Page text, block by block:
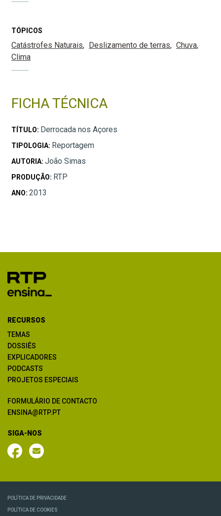
TÓPICOS
Catástrofes Naturais Deslizamento de terras
Chuva
Clima
FICHA TÉCNICA
TÍTULO: Derrocada nos Açores
TIPOLOGIA: Reportagem
AUTORIA: João Simas
PRODUÇÃO: RTP
ANO: 2013
RECURSOS
TEMAS
DOSSIÊS
EXPLICADORES
PODCASTS
PROJETOS ESPECIAIS
FORMULÁRIO DE CONTACTO
ENSINA@RTP.PT
SIGA-NOS
POLÍTICA DE PRIVACIDADE
POLÍTICA DE COOKIES